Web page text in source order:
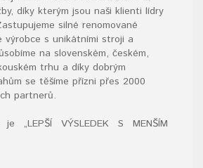
díky kterým jsou naši klienti lídry
silné renomované
výrobce s unikátními stroji a
na slovenském, českém,
trhu a díky dobrým
se těšíme přízni přes 2000
partnerů.
„LEPŠÍ VÝSLEDEK S MENŠÍM